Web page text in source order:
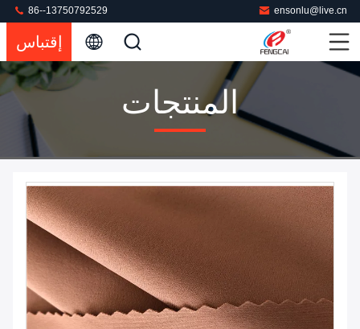
ensonlu@live.cn
86--13750792529
إقتباس
المنتجات